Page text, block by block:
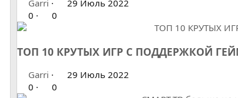
Garri
29 Июль 2022
0
0
ТОП 10 КРУТЫХ ИГР С ПОДДЕРЖКОЙ
Garri
29 Июль 2022
0
0